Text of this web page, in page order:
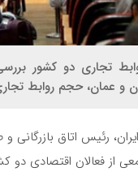
تجاری دو کشور
تا 3 میلیارد دلار قابل
رئیس اتاق
از فعالان اقتصادی دو